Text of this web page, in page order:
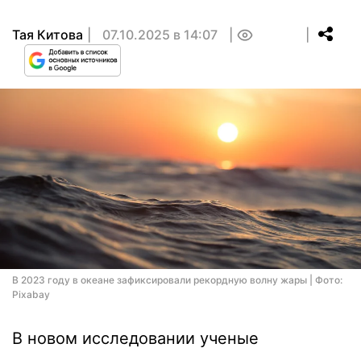
Тая Китова 07.10.2025 в 14:07
В 2023 году в океане зафиксировали рекордную волну жары | Фото:
Pixabay
В новом исследовании ученые